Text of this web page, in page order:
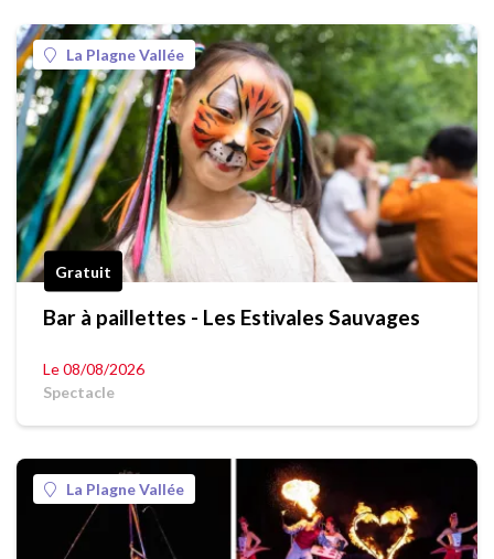
La Plagne Vallée
Gratuit
Bar à paillettes - Les Estivales Sauvages
Le 08/08/2026
Spectacle
La Plagne Vallée